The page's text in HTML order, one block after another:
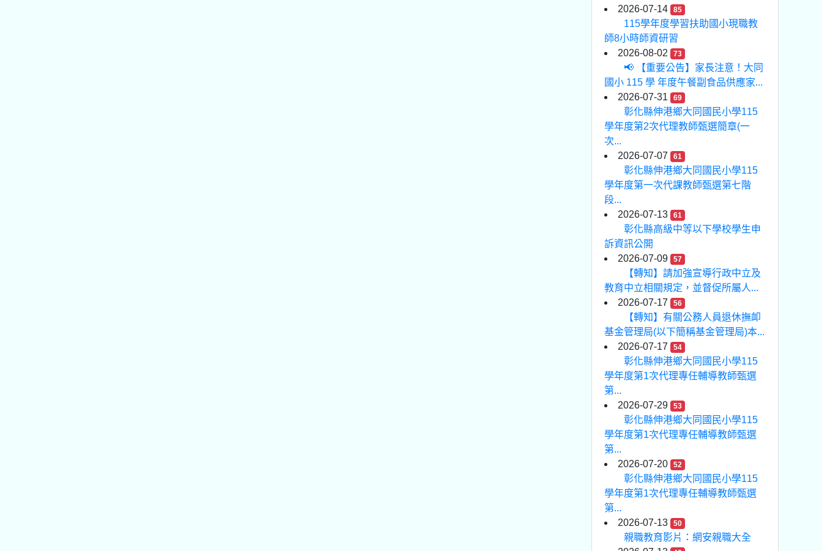
2026-07-14
85
115學年度學習扶助國小現職教
師8小時師資研習
2026-08-02
73
📢 【重要公告】家長注意！大同
國小 115 學 年度午餐副食品供應家...
2026-07-31
69
彰化縣伸港鄉大同國民小學115
學年度第2次代理教師甄選簡章(一
次...
2026-07-07
61
彰化縣伸港鄉大同國民小學115
學年度第一次代課教師甄選第七階
段...
2026-07-13
61
彰化縣高級中等以下學校學生申
訴資訊公開
2026-07-09
57
【轉知】請加強宣導行政中立及
教育中立相關規定，並督促所屬人...
2026-07-17
56
【轉知】有關公務人員退休撫卹
基金管理局(以下簡稱基金管理局)本...
2026-07-17
54
彰化縣伸港鄉大同國民小學115
學年度第1次代理專任輔導教師甄選
第...
2026-07-29
53
彰化縣伸港鄉大同國民小學115
學年度第1次代理專任輔導教師甄選
第...
2026-07-20
52
彰化縣伸港鄉大同國民小學115
學年度第1次代理專任輔導教師甄選
第...
2026-07-13
50
親職教育影片：網安親職大全